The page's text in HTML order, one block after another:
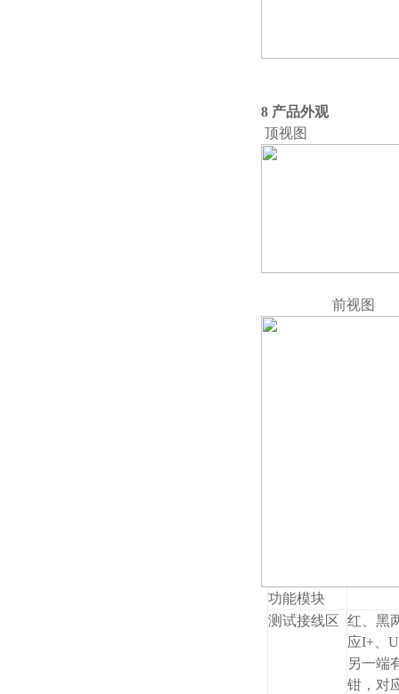
8 产品外观
顶视图
前视
功能模块
测试接线区 红、黑
应I+、
另一端
钳，对